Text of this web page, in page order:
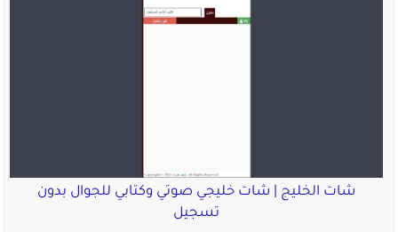
شات الخليج | شات خليجي صوتي وكتابي للجوال بدون
تسجيل